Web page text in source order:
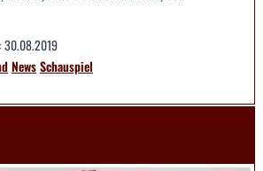
30.08.2019
NewsSchauspiel